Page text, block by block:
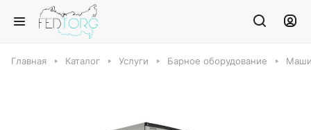
Главная Каталог Услуги Барное оборудование